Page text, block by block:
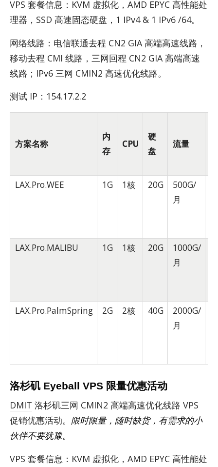
VPS 套餐信息：KVM 虚拟化，AMD EPYC 高性能处
理器，SSD 高速固态硬盘，1 IPv4 & 1 IPv6 /64。
网络线路：电信联通去程 CN2 GIA 高端高速线路，
移动去程 CMI 线路，三网回程 CN2 GIA 高端高速
线路；IPv6 三网 CMIN2 高速优化线路。
测试 IP：154.17.2.2
方案名称
内
存
CPU
硬
盘
流量
LAX.Pro.WEE 1G 1核 20G
500G/
月
LAX.Pro.MALIBU 1G 1核 20G
1000G/
月
LAX.Pro.PalmSpring 2G 2核 40G
2000G/
月
洛杉矶 Eyeball VPS 限量优惠活动
DMIT 洛杉矶三网 CMIN2 高端高速优化线路 VPS
促销优惠活动。 限时限量，随时缺货，有需求的小
伙伴不要犹豫。
VPS 套餐信息：KVM 虚拟化，AMD EPYC 高性能处